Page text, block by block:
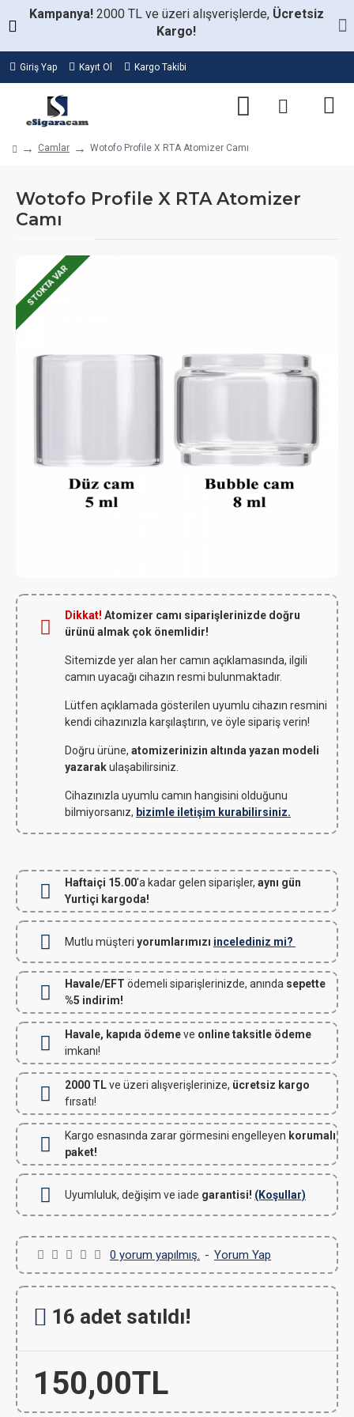
Kampanya! 2000 TL ve üzeri alışverişlerde, Ücretsiz
Kargo!
Giriş Yap Kayıt Ol Kargo Takibi
Camlar Wotofo Profile X RTA Atomizer Camı
Wotofo Profile X RTA Atomizer
Camı
STOKTA VAR
Dikkat! Atomizer camı siparişlerinizde doğru
ürünü almak çok önemlidir!
Sitemizde yer alan her camın açıklamasında, ilgili
camın uyacağı cihazın resmi bulunmaktadır.
Lütfen açıklamada gösterilen uyumlu cihazın resmini
kendi cihazınızla karşılaştırın, ve öyle sipariş verin!
Doğru ürüne, atomizerinizin altında yazan modeli
yazarakulaşabilirsiniz.
Cihazınızla uyumlu camın hangisini olduğunu
bilmiyorsanız, bizimle iletişim kurabilirsiniz.
Haftaiçi 15.00'a kadar gelen siparişler, aynı gün
Yurtiçi kargoda!
Mutlu müşteri yorumlarımızı incelediniz mi?
Havale/EFT ödemeli siparişlerinizde, anında sepette
%5 indirim!
Havale, kapıda ödemeve online taksitle ödeme
imkanı!
2000 TLve üzeri alışverişlerinize, ücretsiz kargo
fırsatı!
Kargo esnasında zarar görmesini engelleyen korumalı
paket!
Uyumluluk, değişim ve iade garantisi! (Koşullar)
0 yorum yapılmış. - Yorum Yap
150,00TL
16 adet satıldı!